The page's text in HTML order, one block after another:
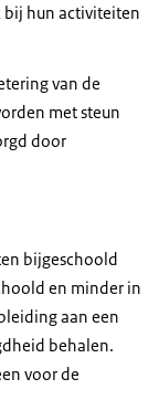
bij hun activiteiten
van de
met steun
door
bijgeschoold
en minder in
aan een
behalen.
voor de